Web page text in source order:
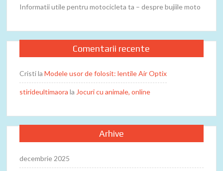
Informatii utile pentru motocicleta ta – despre bujiile moto
Comentarii recente
CristilaModele usor de folosit: lentile Air Optix
stirideultimaora la Jocuri cu animale, online
Arhive
decembrie 2025